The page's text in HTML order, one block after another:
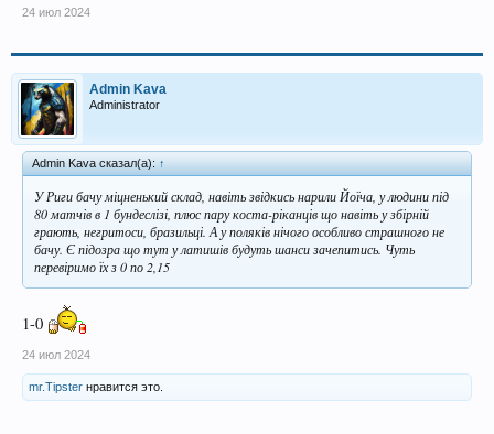
24 июл 2024
Admin Kava
Administrator
Admin Kava сказал(а): ↑
У Риги бачу міцненький склад, навіть звідкись нарили Йоїча, у людини під
80 матчів в 1 бундеслізі, плюс пару коста-ріканців що навіть у збірній
грають, негритоси, бразильці. А у поляків нічого особливо страшного не
бачу. Є підозра що тут у латишів будуть шанси зачепитись. Чуть
перевіримо їх з 0 по 2,15
1-0
24 июл 2024
mr.Tipster нравится это.